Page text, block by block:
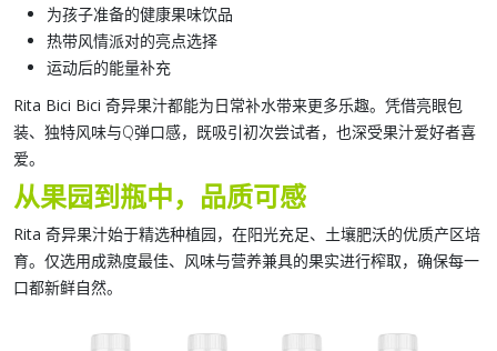
为孩子准备的健康果味饮品
热带风情派对的亮点选择
运动后的能量补充
Rita Bici Bici 奇异果汁都能为日常补水带来更多乐趣。凭借亮眼包
装、独特风味与Q弹口感，既吸引初次尝试者，也深受果汁爱好者喜
爱。
从果园到瓶中，品质可感
Rita 奇异果汁始于精选种植园，在阳光充足、土壤肥沃的优质产区培
育。仅选用成熟度最佳、风味与营养兼具的果实进行榨取，确保每一
口都新鲜自然。